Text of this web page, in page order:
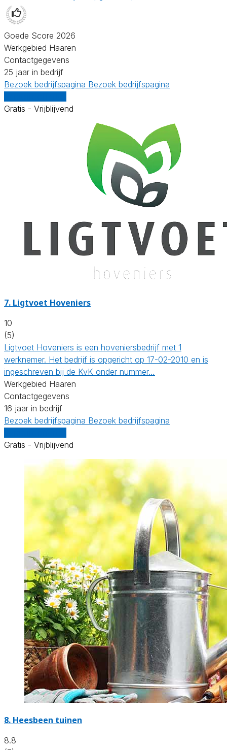
Goede Score 2026
Werkgebied Haaren
Contactgegevens
25 jaar in bedrijf
Bezoek bedrijfspagina Bezoek bedrijfspagina
Gratis - Vrijblijvend
7. Ligtvoet Hoveniers
10
(5)
Ligtvoet Hoveniers is een hoveniersbedrijf met 1
werknemer. Het bedrijf is opgericht op 17-02-2010 en is
ingeschreven bij de KvK onder nummer…
Werkgebied Haaren
Contactgegevens
16 jaar in bedrijf
Bezoek bedrijfspagina Bezoek bedrijfspagina
Gratis - Vrijblijvend
8. Heesbeen tuinen
8.8